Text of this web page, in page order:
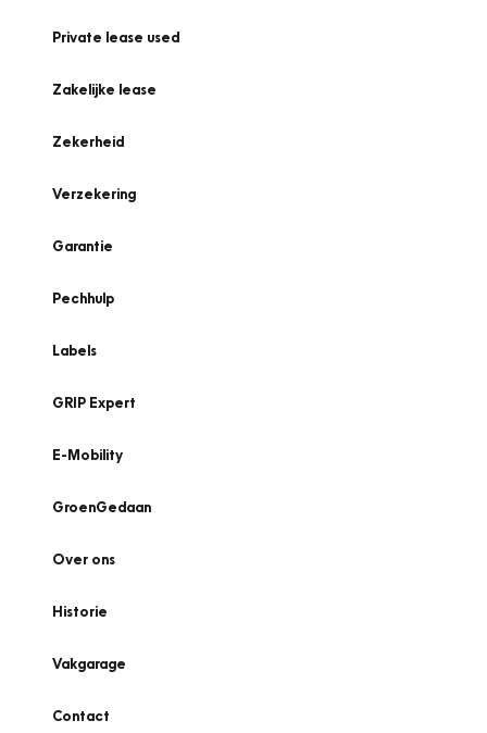
Private lease used
Zakelijke lease
Zekerheid
Verzekering
Garantie
Pechhulp
Labels
GRIP Expert
E-Mobility
GroenGedaan
Over ons
Historie
Vakgarage
Contact